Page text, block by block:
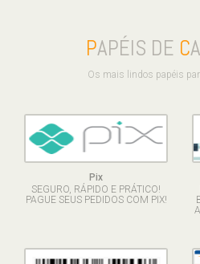
PAPÉIS DE C
Os mais lindos papéis
Pix
SEGURO, RÁPIDO E PRÁTICO!
PAGUE SEUS PEDIDOS COM PIX!